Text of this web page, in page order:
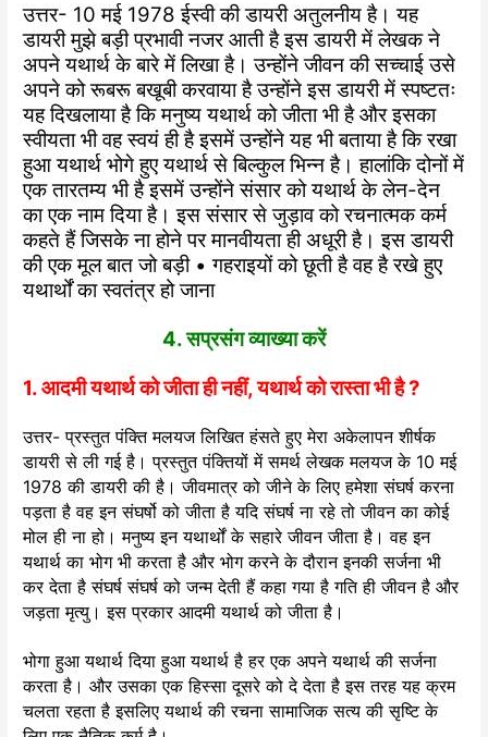
उत्तर- 10 मई 1978 ईस्वी की डायरी अतुलनीय है। यह
डायरी मुझे बड़ी प्रभावी नजर आती है इस डायरी में लेखक ने
अपने यथार्थ के बारे में लिखा है। उन्होंने जीवन की सच्चाई उसे
अपने को रूबरू बखूबी करवाया है उन्होंने इस डायरी में स्पष्टतः
यह दिखलाया है कि मनुष्य यथार्थ को जीता भी है और इसका
स्वीयता भी वह स्वयं ही है इसमें उन्होंने यह भी बताया है कि रखा
हुआ यथार्थ भोगे हुए यथार्थ से बिल्कुल भिन्न है। हालांकि दोनों में
एक तारतम्य भी है इसमें उन्होंने संसार को यथार्थ के लेन-देन
का एक नाम दिया है। इस संसार से जुड़ाव को रचनात्मक कर्म
कहते हैं जिसके ना होने पर मानवीयता ही अधूरी है। इस डायरी
की एक मूल बात जो बड़ी • गहराइयों को छूती है वह है रखे हुए
यथार्थों का स्वतंत्र हो जाना
4. सप्रसंग व्याख्या करें
1. आदमी यथार्थ को जीता ही नहीं, यथार्थ को रास्ता भी है ?
उत्तर- प्रस्तुत पंक्ति मलयज लिखित हंसते हुए मेरा अकेलापन शीर्षक
डायरी से ली गई है। प्रस्तुत पंक्तियों में समर्थ लेखक मलयज के 10 मई
1978 की डायरी की है। जीवमात्र को जीने के लिए हमेशा संघर्ष करना
पड़ता है वह इन संघर्षो को जीता है यदि संघर्ष ना रहे तो जीवन का कोई
मोल ही ना हो। मनुष्य इन यथार्थों के सहारे जीवन जीता है। वह इन
यथार्थ का भोग भी करता है और भोग करने के दौरान इनकी सर्जना भी
कर देता है संघर्ष संघर्ष को जन्म देती हैं कहा गया है गति ही जीवन है और
जड़ता मृत्यु। इस प्रकार आदमी यथार्थ को जीता है।
भोगा हुआ यथार्थ दिया हुआ यथार्थ है हर एक अपने यथार्थ की सर्जना
करता है। और उसका एक हिस्सा दूसरे को दे देता है इस तरह यह क्रम
चलता रहता है इसलिए यथार्थ की रचना सामाजिक सत्य की सृष्टि के